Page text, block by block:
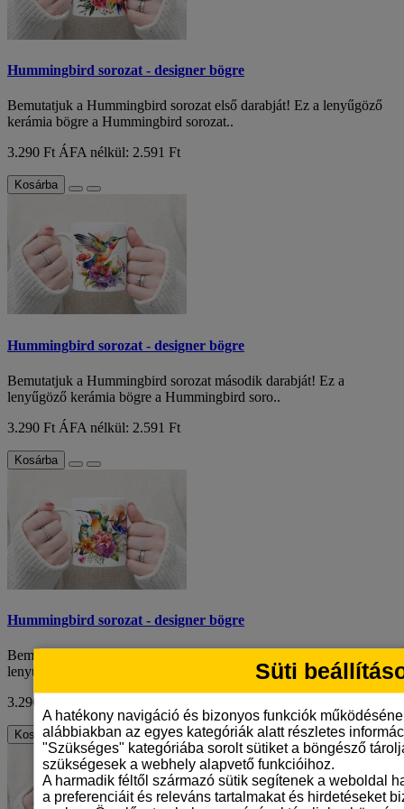
Hummingbird sorozat - designer bögre
Bemutatjuk a Hummingbird sorozat első darabját! Ez a lenyűgöző
kerámia bögre a Hummingbird sorozat..
3.290 Ft ÁFA nélkül: 2.591 Ft
Kosárba
Hummingbird sorozat - designer bögre
Bemutatjuk a Hummingbird sorozat második darabját! Ez a
lenyűgöző kerámia bögre a Hummingbird soro..
3.290 Ft ÁFA nélkül: 2.591 Ft
Kosárba
Hummingbird sorozat - designer bögre
Bemutatjuk a Hummingbird sorozat harmadik darabját! Ez a
lenyűgöző kerámia bögre a Hummingbird sor..
3.290 Ft
Kosárba
Süti
A hatékony navigáció és bizonyos funkciók
alábbiakban az egyes kategóriák alatt részletes
"Szükséges" kategóriába sorolt sütiket a böngésző
szükségesek a webhely alapvető funkcióihoz.
A harmadik féltől származó sütik segítenek a weboldal
a preferenciáit és releváns tartalmakat és hirdetéseket